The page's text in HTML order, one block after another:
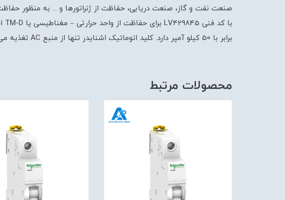
برابر با 50 کیلو آمپر دارد. کلید اتوماتیک اشنایدر تنها از منبع AC تغذیه می کند.
محصولات مرتبط